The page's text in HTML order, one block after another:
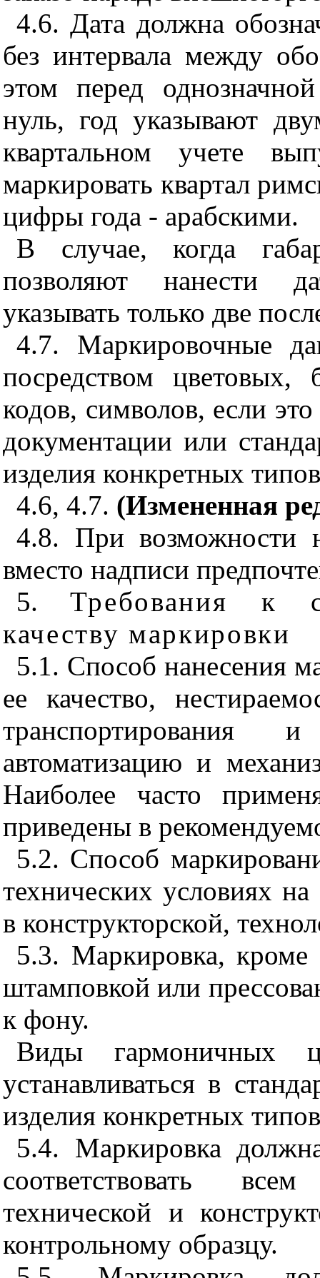
4.6. Дата должна
без интервала между
этом перед одно
нуль, год указывают
квартальном учете
маркировать квартал
цифры года - арабскими.
В случае, когда
позволяют нанести
указывать только две
4.7. Маркировочные
посредством
кодов, символов, если
документации или
изделия конкретных
4.6, 4.7. (Измененная
4.8. При возможности
вместо надписи
5. Требования к
качеству маркировки
5.1. Способ нанесения
ее качество,
транспортирования
автоматизацию и
Наиболее часто
приведены в
5.2. Способ
технических условиях
в конструкторской,
5.3. Маркировка, кроме
штамповкой или
к фону.
Виды гармоничных
устанавливаться в
изделия конкретных
5.4. Маркировка
соответствовать
технической и
контрольному образцу.